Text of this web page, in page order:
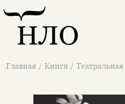
Главная / Книги / Театральная